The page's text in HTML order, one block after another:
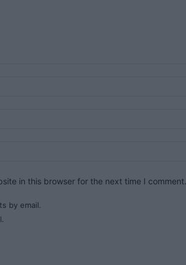
in this browser for the next time I comment.
by email.